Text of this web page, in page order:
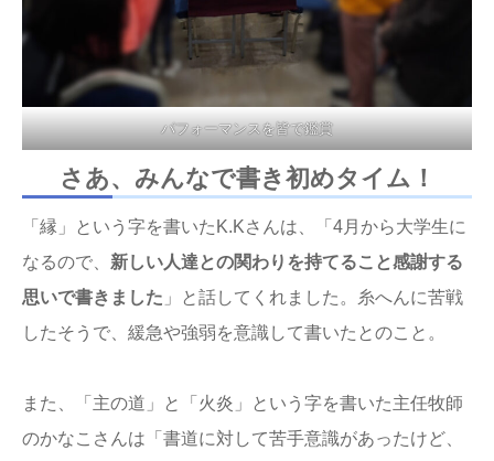
パフォーマンスを皆で鑑賞
さあ、みんなで書き初めタイム！
「縁」という字を書いたK.Kさんは、「4月から大学生に
なるので、 新しい人達との関わりを持てること感謝する
思いで書きました 」と話してくれました。糸へんに苦戦
したそうで、緩急や強弱を意識して書いたとのこと。
また、「主の道」と「火炎」という字を書いた主任牧師
のかなこさんは「書道に対して苦手意識があったけど、